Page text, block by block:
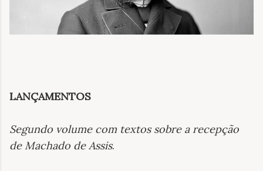
LANÇAMENTOS
Segundo volume com textos sobre a recepção
de Machado de Assis.